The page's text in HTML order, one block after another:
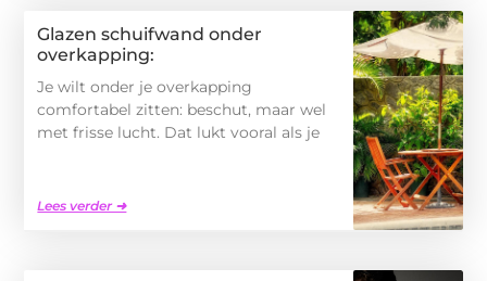
Glazen schuifwand onder
overkapping:
Je wilt onder je overkapping
comfortabel zitten: beschut, maar wel
met frisse lucht. Dat lukt vooral als je
Lees verder ➜